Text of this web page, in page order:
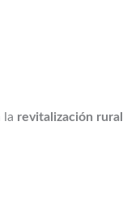
la revitalización rural